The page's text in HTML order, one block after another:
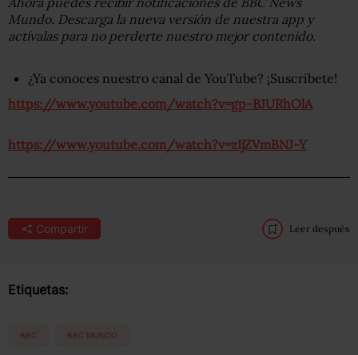
Mundo. Descarga la nueva versión de nuestra app y
actívalas para no perderte nuestro mejor contenido.
¿Ya conoces nuestro canal de YouTube? ¡Suscríbete!
https://www.youtube.com/watch?v=gp-BJURhOlA
https://www.youtube.com/watch?v=zIjZVmBNJ-Y
Compartir Leer después
Etiquetas:
BBC BBC MUNDO